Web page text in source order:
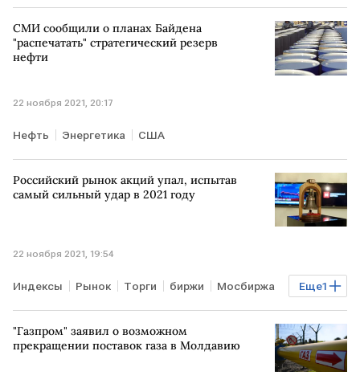
РОССИЯ
СМИ сообщили о планах Байдена
"распечатать" стратегический резерв
нефти
22 ноября 2021, 20:17
Нефть Энергетика США
Российский рынок акций упал, испытав
самый сильный удар в 2021 году
22 ноября 2021, 19:54
Еще1
Индексы Рынок Торги биржи Мосбиржа
РТС
"Газпром" заявил о возможном
прекращении поставок газа в Молдавию